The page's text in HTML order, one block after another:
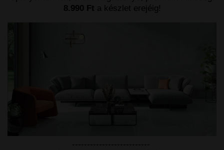
8.990 Ft a készlet erejéig!
--------------------------